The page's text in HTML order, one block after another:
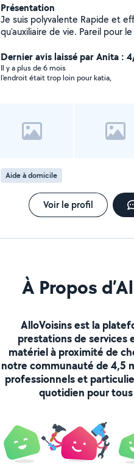
Présentation
Je suis polyvalente Rapide et efficace en tant
qu'auxiliaire de vie. Pareil pour
digital
Dernier avis laissé par Anita :
Il y a plus de 6 mois
l'endroit était trop loin pour katia,
Aide à domicile
Voir le profil
À Propos
AlloVoisins est la
prestations de services
matériel à proximité de
notre communauté de 4,5
professionnels et
quotidien pour